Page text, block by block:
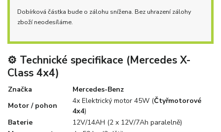
Dobírková částka bude o zálohu snížena. Bez uhrazení zálohy
zboží neodesíláme.
⚙️ Technické specifikace (Mercedes X-
Class 4x4)
Značka
Mercedes-Benz
Motor / pohon
4x Elektrický motor 45W (Čtyřmotorové
4x4)
Baterie
12V/14AH (2 x 12V/7Ah paralelně)